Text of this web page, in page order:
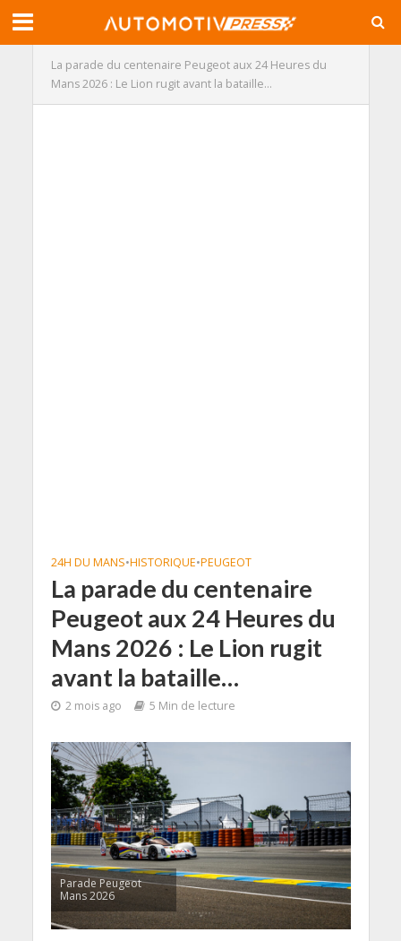
La parade du centenaire Peugeot aux 24 Heures du
Mans 2026 : Le Lion rugit avant la bataille…
24H DU MANS•HISTORIQUE•PEUGEOT
La parade du centenaire
Peugeot aux 24 Heures du
Mans 2026 : Le Lion rugit
avant la bataille…
2 mois ago 5 Min de lecture
Parade Peugeot
Mans 2026